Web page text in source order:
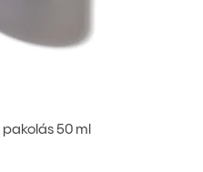
50 ml